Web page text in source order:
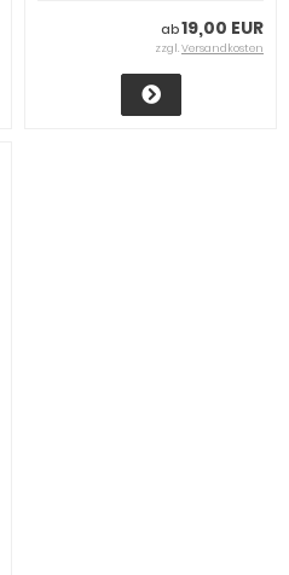
ab19,00 EUR
zzgl.Versandkosten